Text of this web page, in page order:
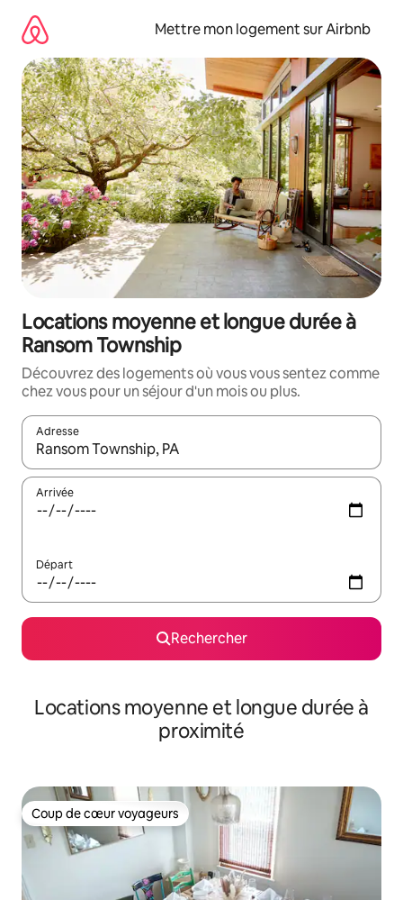
directement
contenu
Mettre mon logement sur Airbnb
Locations moyenne et longue durée à
Ransom Township
Découvrez des logements où vous vous sentez comme
chez vous pour un séjour d'un mois ou plus.
Adresse
Lorsque les résultats s'affichent, utilisez les flèches vers le
Arrivée
Départ
Rechercher
Locations moyenne et longue durée à
proximité
Coup de cœur voyageurs
Coup de cœur voyageurs